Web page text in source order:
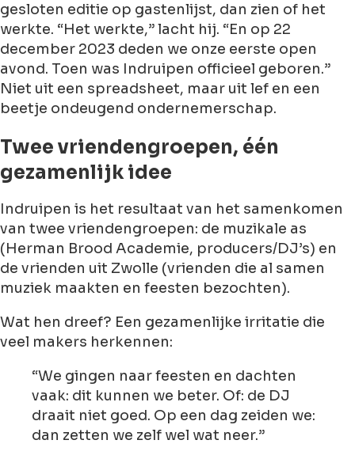
gesloten editie op gastenlijst, dan zien of het
werkte. “Het werkte,” lacht hij. “En op 22
december 2023 deden we onze eerste open
avond. Toen was Indruipen officieel geboren.”
Niet uit een spreadsheet, maar uit lef en een
beetje ondeugend ondernemerschap.
Twee vriendengroepen, één
gezamenlijk idee
Indruipen is het resultaat van het samenkomen
van twee vriendengroepen: de muzikale as
(Herman Brood Academie, producers/DJ’s) en
de vrienden uit Zwolle (vrienden die al samen
muziek maakten en feesten bezochten).
Wat hen dreef? Een gezamenlijke irritatie die
veel makers herkennen:
“We gingen naar feesten en dachten
vaak: dit kunnen we beter. Of: de DJ
draait niet goed. Op een dag zeiden we:
dan zetten we zelf wel wat neer.”